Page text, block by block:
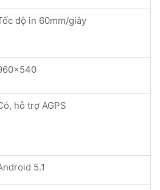
độ in 60mm/giây
hỗ trợ AGPS
5.1